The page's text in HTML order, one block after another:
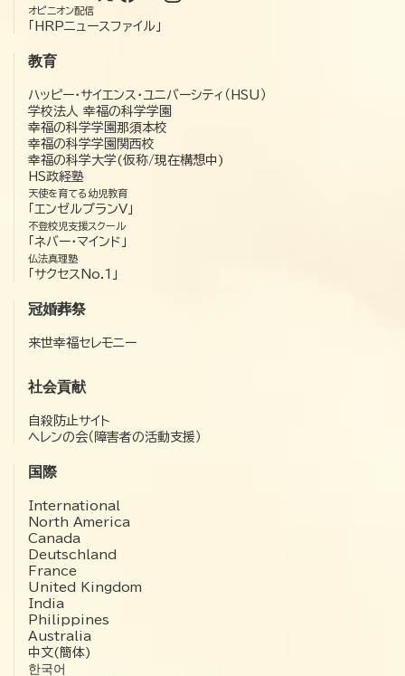
オピニオン配信
「HRPニュースファイル」
教育
ハッピー・サイエンス・ユニバーシティ（HSU）
学校法人 幸福の科学学園
幸福の科学学園那須本校
幸福の科学学園関西校
幸福の科学大学(仮称/現在構想中)
HS政経塾
天使を育てる幼児教育
「エンゼルプランV」
不登校児支援スクール
「ネバー・マインド」
仏法真理塾
「サクセスNo.1」
冠婚葬祭
来世幸福セレモニー
社会貢献
自殺防止サイト
ヘレンの会（障害者の活動支援）
国際
International
North America
Canada
Deutschland
France
United Kingdom
India
Philippines
Australia
中文(簡体)
한국어